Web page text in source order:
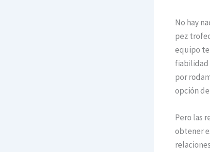
No hay
pez
equipo te
fiabilidad
por
opción
Pero las
obtener